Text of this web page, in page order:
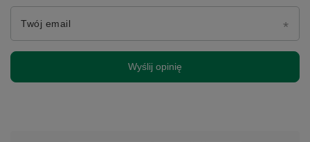
Twój email
Wyślij opinię